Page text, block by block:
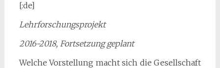
[:de]
Lehrforschungsprojekt
2016-2018, Fortsetzung geplant
Welche Vorstellung macht sich die Gesellschaft